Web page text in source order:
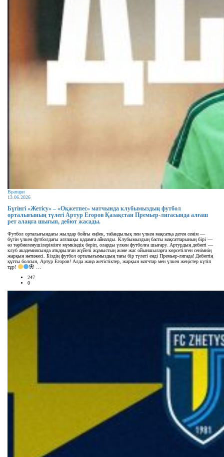
Вратари
13.06.2026
Бүгінгі «Жетісу» – «Оқжетпес» матчында клубымыздың футбол
орталығының түлегі Артур Егоров Қазақстан Премьер-лигасында алғаш
рет алаңға шығып, дебют жасады.
Футбол орталығындағы жылдар бойғы еңбек, табандылық пен үлкен мақсатқа деген сенім —
бүгін үлкен футболдағы алғашқы қадамға айналды. Клубымыздың басты мақсаттарының бірі —
өз тәрбиеленушілерімізге мүмкіндік беріп, оларды үлкен футболға шығару. Артурдың дебюті —
клуб академиясында атқарылған жүйелі жұмыстың және жас ойыншыларға көрсетілген сенімнің
жарқын нәтижесі. Біздің футбол орталығымыздың тағы бір түлегі енді Премьер-лигада! Дебютің
құтты болсын, Артур Егоров! Алда жаңа жетістіктер, жарқын матчтар мен үлкен жеңістер күтіп
тұр!
247
0